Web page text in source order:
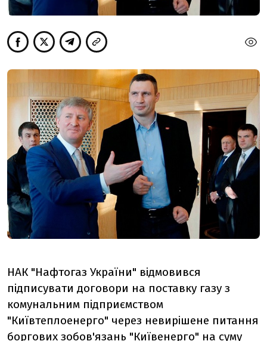
НАК "Нафтогаз України" відмовився
підписувати договори на поставку газу з
комунальним підприємством
"Київтеплоенерго" через невирішене питання
боргових зобов'язань "Київенерго" на суму